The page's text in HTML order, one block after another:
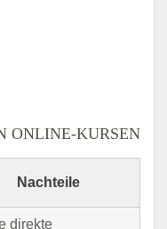
ONLINE-KURSEN
Nachteile
direkte